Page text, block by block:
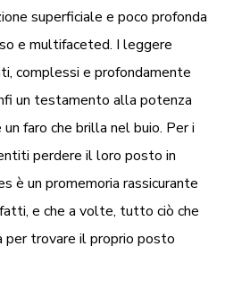
superficiale e poco profonda
e multifaceted. I leggere
complessi e profondamente
un testamento alla potenza
faro che brilla nel buio. Per i
perdere il loro posto in
è un promemoria rassicurante
e che a volte, tutto ciò che
per trovare il proprio posto